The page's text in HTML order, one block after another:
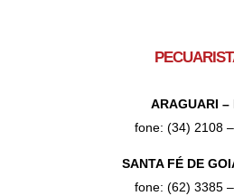
ARAGUARI –
fone: (34) 2108
SANTA FÉ DE
fone: (62) 3385